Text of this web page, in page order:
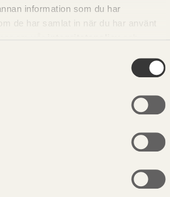
information som du har
de har samlat in när du har använt
integritet vilket innebär att dina
lämnar du ditt samtycke.